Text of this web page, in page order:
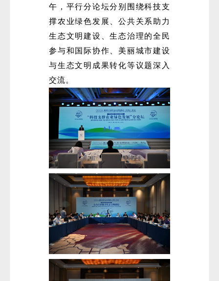
午，平行分论坛分别围绕科技支
撑农业绿色发展、公共关系助力
生态文明建设、生态治理的全民
参与和国际协作、美丽城市建设
与生态文明成果转化等议题深入
交流。